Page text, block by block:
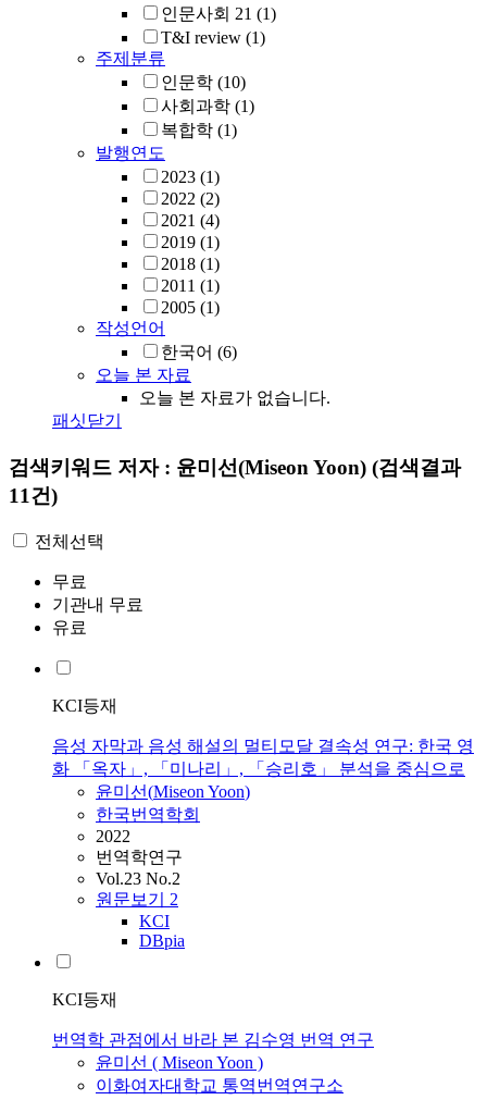
인문사회 21 (1)
T&I review (1)
주제분류
인문학 (10)
사회과학 (1)
복합학 (1)
발행연도
2023 (1)
2022 (2)
2021 (4)
2019 (1)
2018 (1)
2011 (1)
2005 (1)
작성언어
한국어 (6)
오늘 본 자료
오늘 본 자료가 없습니다.
패싯닫기
검색키워드 저자 : 윤미선(Miseon Yoon) (검색결과
11건)
전체선택
무료
기관내 무료
유료
KCI등재
음성 자막과 음성 해설의 멀티모달 결속성 연구: 한국 영
화 「옥자」, 「미나리」, 「승리호」 분석을 중심으로
윤미선(MiseonYoon)
한국번역학회
2022
번역학연구
Vol.23 No.2
원문보기 2
KCI
DBpia
KCI등재
번역학 관점에서 바라 본 김수영 번역 연구
윤미선 ( MiseonYoon )
이화여자대학교 통역번역연구소